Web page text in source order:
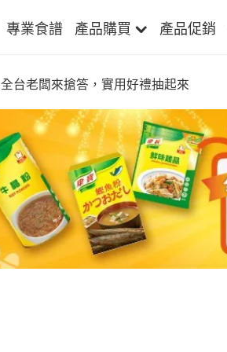
專業食譜 產品購買 產品促銷
全台老闆來搶答，實用好禮抽起來